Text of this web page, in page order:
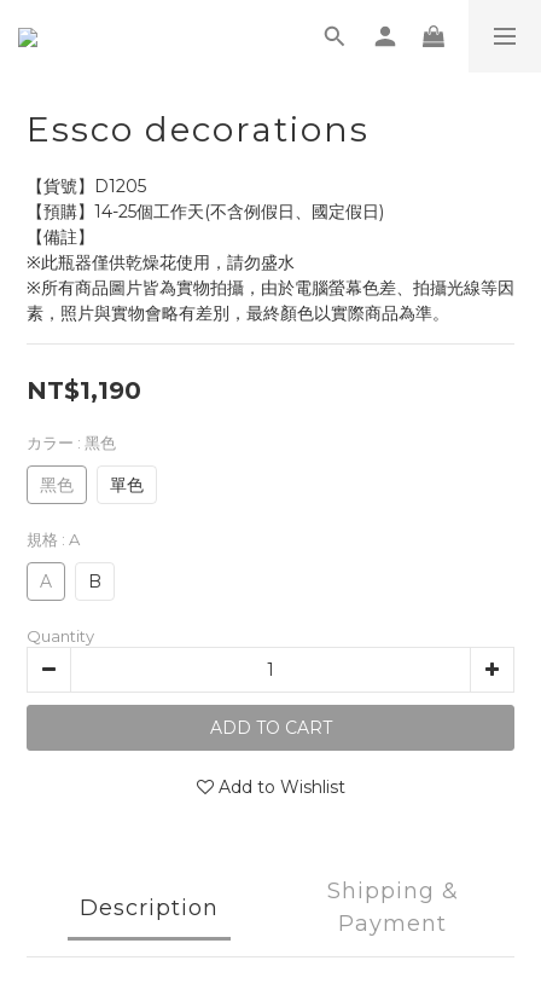
Essco decorations
【貨號】D1205
【預購】14-25個工作天(不含例假日、國定假日)
【備註】
※此瓶器僅供乾燥花使用，請勿盛水
※所有商品圖片皆為實物拍攝，由於電腦螢幕色差、拍攝光線等因
素，照片與實物會略有差別，最終顏色以實際商品為準。
NT$1,190
カラー : 黑色
黑色 單色
規格 : A
A B
Quantity
ADD TO CART
Add to Wishlist
Description
Shipping &
Payment